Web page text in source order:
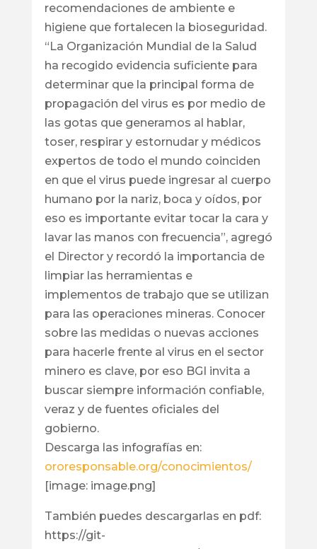
recomendaciones de ambiente e
higiene que fortalecen la bioseguridad.
“La Organización Mundial de la Salud
ha recogido evidencia suficiente para
determinar que la principal forma de
propagación del virus es por medio de
las gotas que generamos al hablar,
toser, respirar y estornudar y médicos
expertos de todo el mundo coinciden
en que el virus puede ingresar al cuerpo
humano por la nariz, boca y oídos, por
eso es importante evitar tocar la cara y
lavar las manos con frecuencia”, agregó
el Director y recordó la importancia de
limpiar las herramientas e
implementos de trabajo que se utilizan
para las operaciones mineras. Conocer
sobre las medidas o nuevas acciones
para hacerle frente al virus en el sector
minero es clave, por eso BGI invita a
buscar siempre información confiable,
veraz y de fuentes oficiales del
gobierno.
Descarga las infografías en:
ororesponsable.org/conocimientos/
[image: image.png]
También puedes descargarlas en pdf:
https://git-